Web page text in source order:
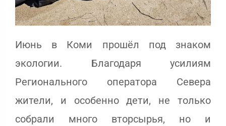
Июнь в Коми прошёл под знаком
экологии. Благодаря усилиям
Регионального оператора Севера
жители, и особенно дети, не только
собрали много вторсырья, но и